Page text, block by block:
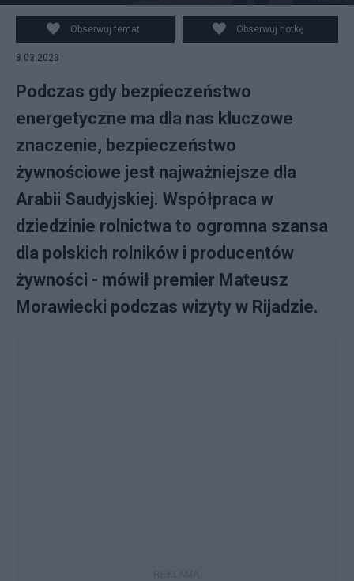
Wizyta premiera Mateusza Morawieckiego w Rijadzie.
Fot. Krystian Maj/KPRM
Obserwuj temat Obserwuj notkę
8.03.2023
Podczas gdy bezpieczeństwo
energetyczne ma dla nas kluczowe
znaczenie, bezpieczeństwo
żywnościowe jest najważniejsze dla
Arabii Saudyjskiej. Współpraca w
dziedzinie rolnictwa to ogromna szansa
dla polskich rolników i producentów
żywności - mówił premier Mateusz
Morawiecki podczas wizyty w Rijadzie.